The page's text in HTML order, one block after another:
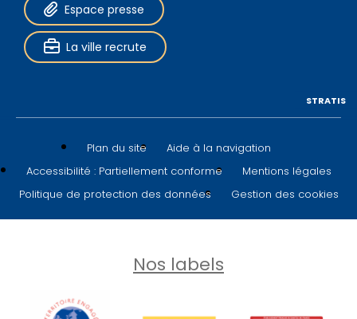
Espace presse
La ville recrute
Plan du site
Aide à la navigation
Accessibilité : Partiellement conforme
Mentions légales
Politique de protection des données
Gestion des cookies
STRATIS
Nos labels